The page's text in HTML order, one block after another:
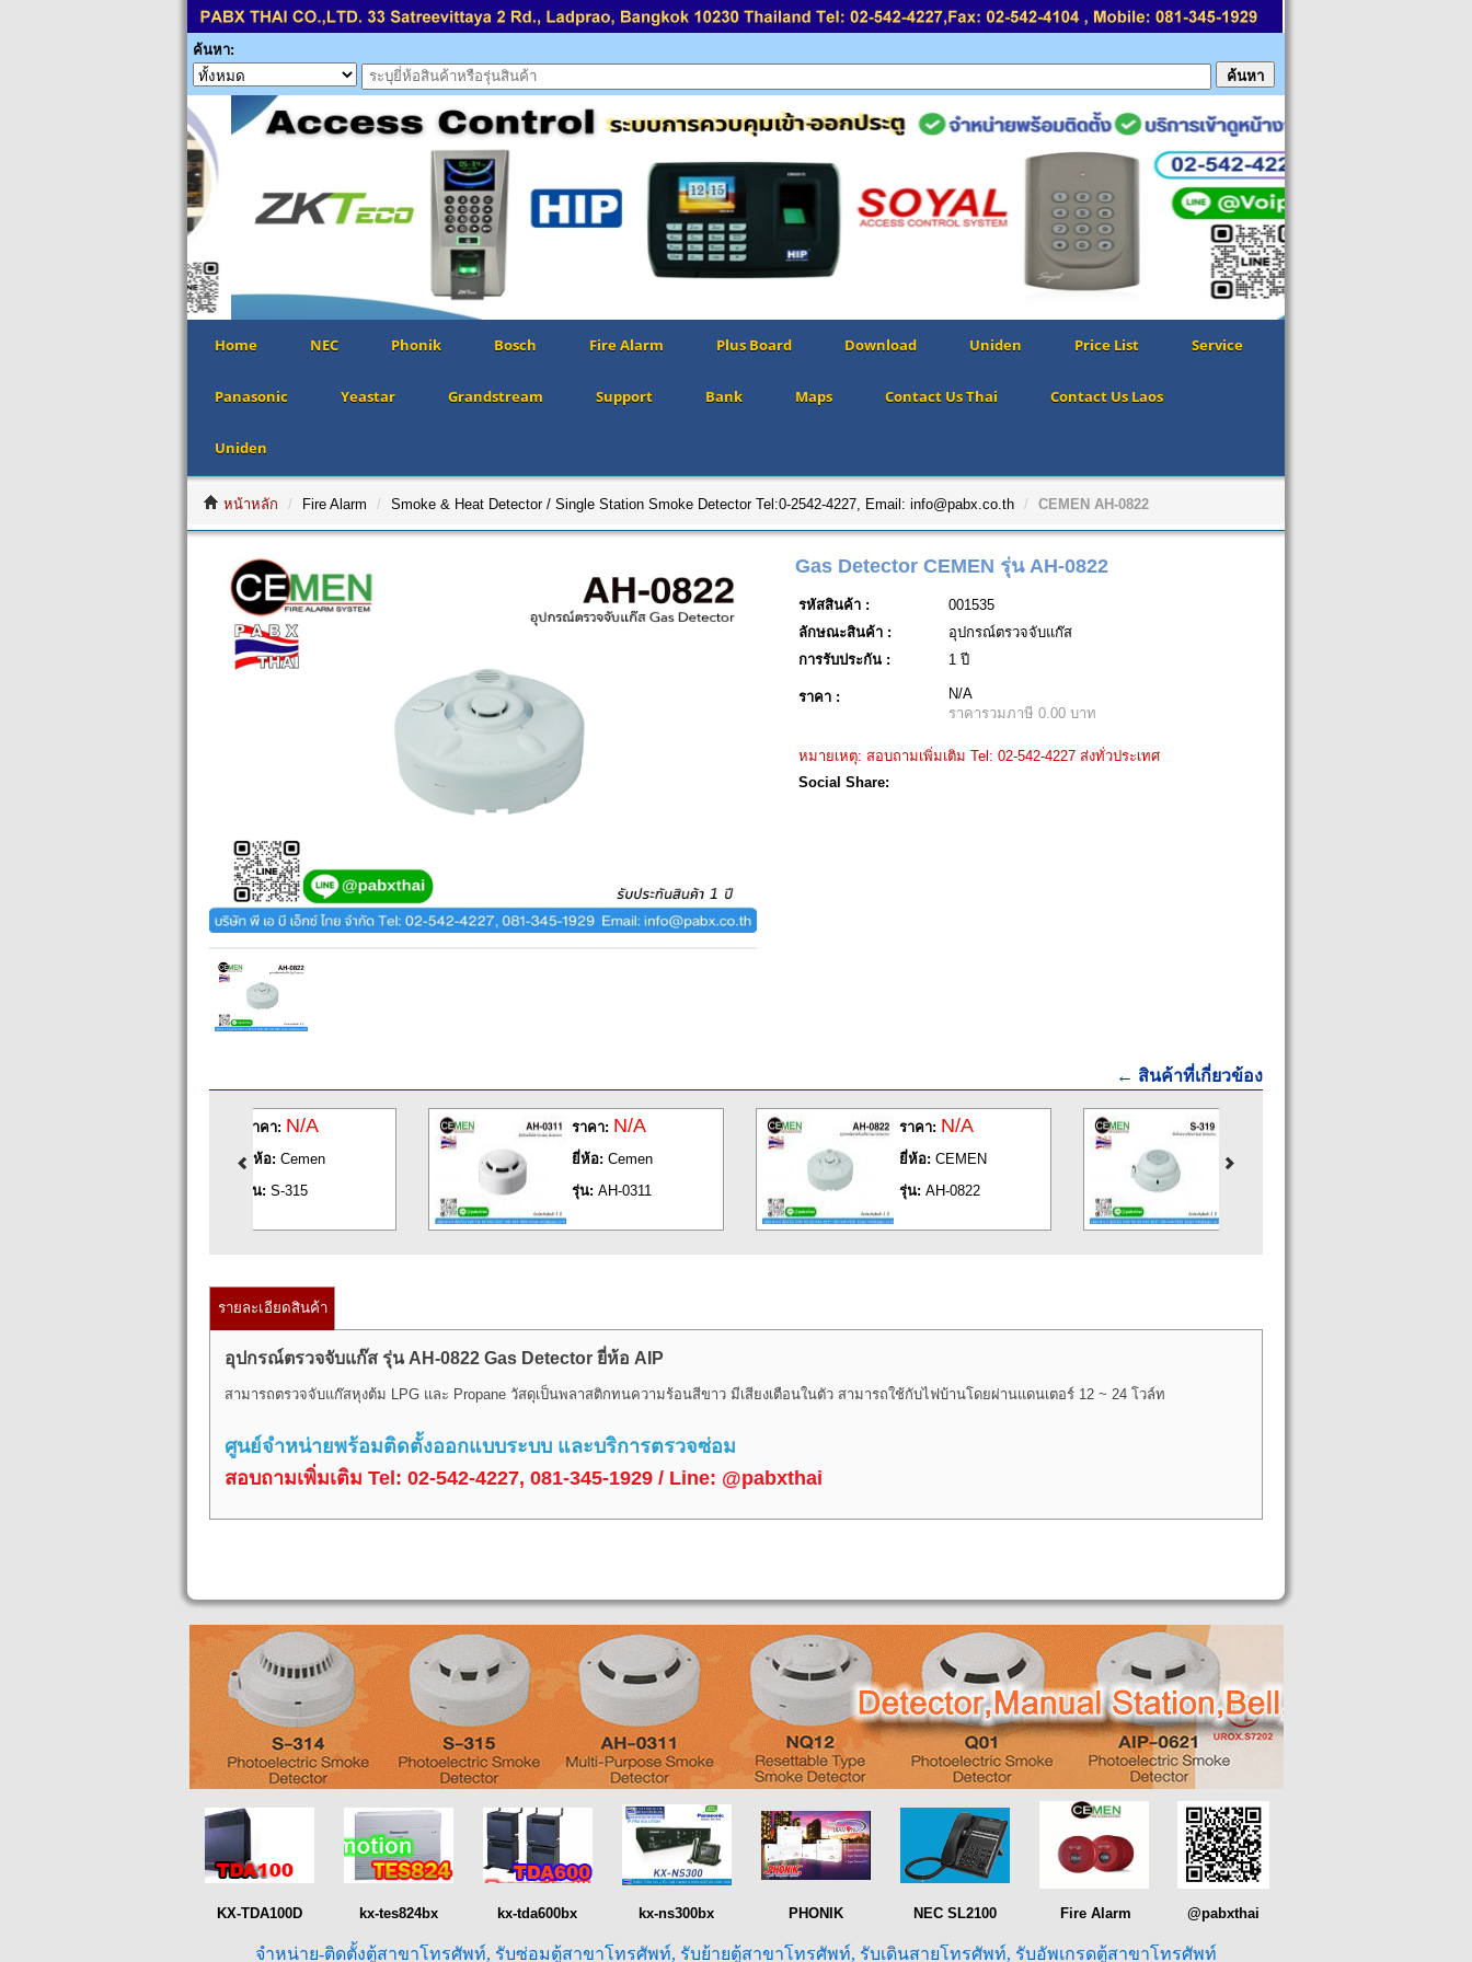
ค้นหา:
Home NEC Phonik Bosch Fire Alarm Plus Board Download Uniden Price List Service
Panasonic Yeastar Grandstream Support Bank Maps Contact Us Thai Contact Us Laos
Uniden
หน้าหลัก Fire Alarm Smoke & Heat Detector / Single Station Smoke Detector Tel:0-2542-4227, Email: info@pabx.co.th CEMEN AH-0822
Gas Detector CEMEN รุ่น AH-0822
รหัสสินค้า :
001535
ลักษณะสินค้า :
อุปกรณ์ตรวจจับแก๊ส
การรับประกัน :
1 ปี
ราคา :
N/A
ราคารวมภาษี 0.00 บาท
หมายเหตุ: สอบถามเพิ่มเติม Tel: 02-542-4227 ส่งทั่วประเทศ
Social Share:
← สินค้าที่เกี่ยวข้อง
ราคา: N/A
ยี่ห้อ: Cemen
รุ่น: S-315
ราคา: N/A
ยี่ห้อ: Cemen
รุ่น: AH-0311
ราคา: N/A
ยี่ห้อ: CEMEN
รุ่น: AH-0822
ยี่ห้อ:
รายละเอียดสินค้า
อุปกรณ์ตรวจจับแก๊ส รุ่น AH-0822 Gas Detector ยี่ห้อ AIP
สามารถตรวจจับแก๊สหุงต้ม LPG และ Propane วัสดุเป็นพลาสติกทนความร้อนสีขาว มีเสียงเตือนในตัว สามารถใช้กับไฟบ้านโดยผ่านแดนเตอร์ 12 ~ 24 โวล์ท
ศูนย์จำหน่ายพร้อมติดตั้งออกแบบระบบ และบริการตรวจซ่อม
สอบถามเพิ่มเติม Tel: 02-542-4227, 081-345-1929 / Line: @pabxthai
KX-TDA100D kx-tes824bx kx-tda600bx kx-ns300bx PHONIK NEC SL2100 Fire Alarm @pabxthai
จำหน่าย-ติดตั้งตู้สาขาโทรศัพท์, รับซ่อมตู้สาขาโทรศัพท์, รับย้ายตู้สาขาโทรศัพท์, รับเดินสายโทรศัพท์, รับอัพเกรดตู้สาขาโทรศัพท์